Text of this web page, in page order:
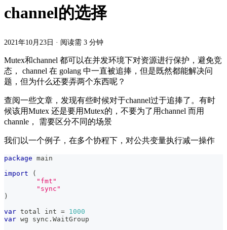
channel的选择
2021年10月23日 · 阅读需 3 分钟
Mutex和channel 都可以在并发环境下对资源进行保护，避免竞
态， channel 在 golang 中一直被追捧，但是既然都能解决问
题，但为什么还要弄两个东西呢？
查阅一些文章，发现有些时候对于channel过于追捧了。有时
候该用Mutex 还是要用Mutex的，不要为了用channel 而用
channle， 需要区分不同的场景
我们以一个例子，在多个协程下，对公共变量执行减一操作
package main
import
(
"fmt"
"sync"
)
var total int = 1000
var wg sync . WaitGroup